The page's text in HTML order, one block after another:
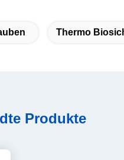
Thermo
Produkte